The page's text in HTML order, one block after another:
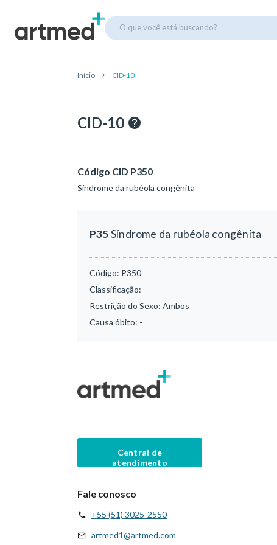
O que você está buscando?
Início CID-10
CID-10
Código CID P350
Síndrome da rubéola congênita
P35Síndrome da rubéola congênita
Código: P350
Classificação: -
Restrição do Sexo: Ambos
Causa óbito: -
Central de
atendimento
Fale conosco
+55 (51) 3025-2550
artmed1@artmed.com